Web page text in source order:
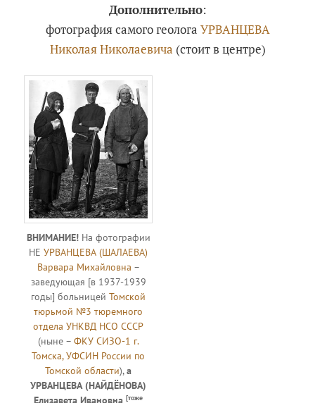
Дополнительно:
фотография самого геолога УРВАНЦЕВА
Николая Николаевича (стоит в центре)
ВНИМАНИЕ! На фотографии
НЕУРВАНЦЕВА (ШАЛАЕВА)
Варвара Михайловна –
заведующая [в 1937-1939
годы] больницейТомской
тюрьмой №3 тюремного
отдела УНКВД НСО СССР
(ныне – ФКУ СИЗО-1 г.
Томска, УФСИН России по
Томской области),а
УРВАНЦЕВА (НАЙДЁНОВА)
Елизавета Ивановна[тоже